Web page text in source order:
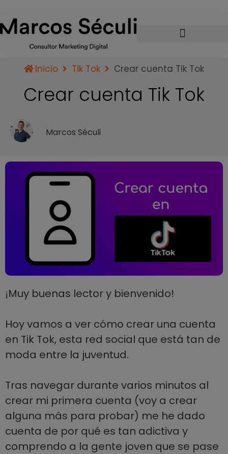
Inicio Tik Tok Crear cuenta Tik Tok
Crear cuenta Tik Tok
Marcos Séculi
¡Muy buenas lector y bienvenido!
Hoy vamos a ver cómo crear una cuenta
en Tik Tok, esta red social que está tan de
moda entre la juventud.
Tras navegar durante varios minutos al
crear mi primera cuenta (voy a crear
alguna más para probar) me he dado
cuenta de por qué es tan adictiva y
comprendo a la gente joven que se pase